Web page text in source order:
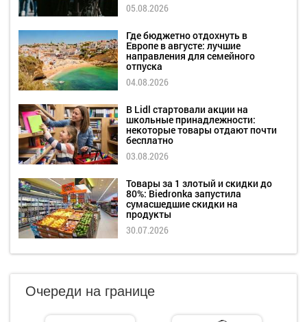
05.08.2026
Где бюджетно отдохнуть в
Европе в августе: лучшие
направления для семейного
отпуска
04.08.2026
В Lidl стартовали акции на
школьные принадлежности:
некоторые товары отдают почти
бесплатно
03.08.2026
Товары за 1 злотый и скидки до
80%: Biedronka запустила
сумасшедшие скидки на
продукты
30.07.2026
Очереди на границе